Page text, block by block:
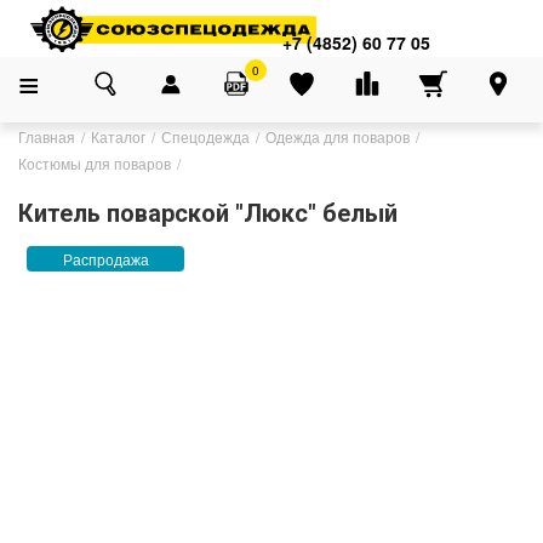
+7 (4852) 60 77 05
0
Главная Каталог Спецодежда
Одежда для поваров
Костюмы для поваров
Китель поварской "Люкс" белый
Распродажа